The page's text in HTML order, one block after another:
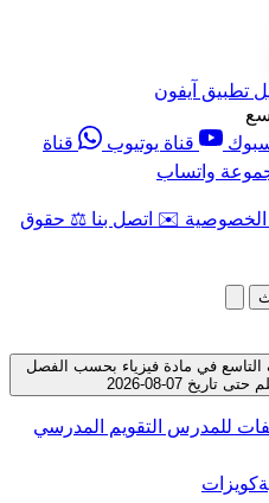
تطبيق آيفون
قناة يوتيوب
قناة
واتساب
✉️ اتصل بنا ⚖️ حقوق
في مادة فيزياء بحسب الفصل
07-08-2026
للمدرس التقويم المدرسي
كويزات